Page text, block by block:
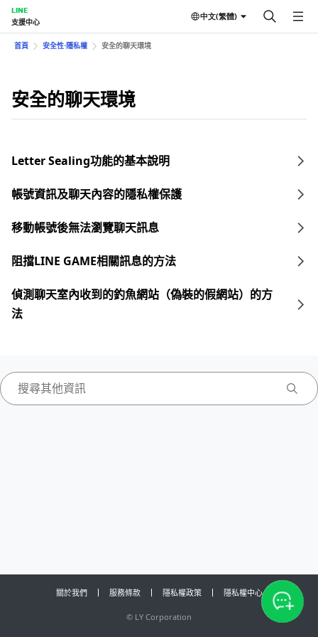
LINE
支援中心
中文(繁體)
首頁 安全性⋅隱私權 安全的聊天環境
安全的聊天環境
Letter Sealing功能的基本說明
帳號資訊及聊天內容的隱私權保護
移動帳號後無法瀏覽聊天訊息
阻擋LINE GAME相關訊息的方法
偵測聊天室內收到的釣魚網站（偽裝的假網站）的方
法
關於我們 服務條款 隱私權政策 隱私權中心
© LY Corporation